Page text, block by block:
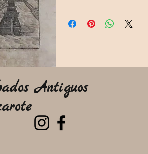
Antiguos